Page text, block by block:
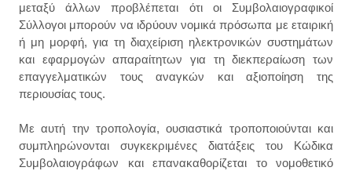
μεταξύ άλλων προβλέπεται ότι οι Συμβολαιογραφικοί
Σύλλογοι μπορούν να ιδρύουν νομικά πρόσωπα με εταιρική
ή μη μορφή, για τη διαχείριση ηλεκτρονικών συστημάτων
και εφαρμογών απαραίτητων για τη διεκπεραίωση των
επαγγελματικών τους αναγκών και αξιοποίηση της
περιουσίας τους.
Με αυτή την τροπολογία, ουσιαστικά τροποποιούνται και
συμπληρώνονται συγκεκριμένες διατάξεις του Κώδικα
Συμβολαιογράφων και επανακαθορίζεται το νομοθετικό